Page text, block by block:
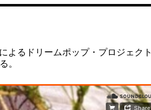
よるドリームポップ・プロジェクト
。